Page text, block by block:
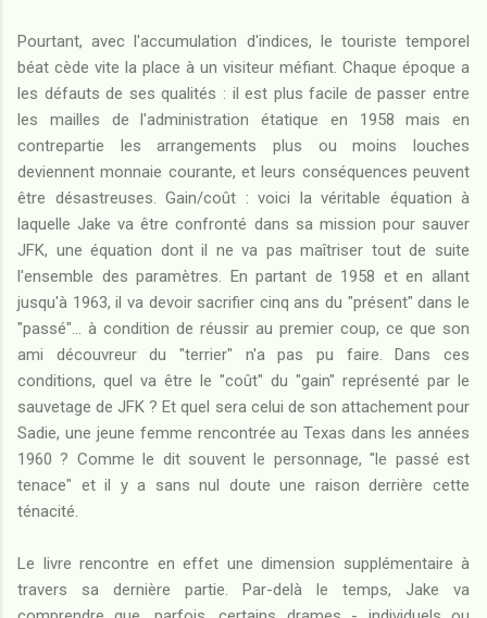
Pourtant, avec l'accumulation d'indices, le touriste temporel
béat cède vite la place à un visiteur méfiant. Chaque époque a
les défauts de ses qualités : il est plus facile de passer entre
les mailles de l'administration étatique en 1958 mais en
contrepartie les arrangements plus ou moins louches
deviennent monnaie courante, et leurs conséquences peuvent
être désastreuses. Gain/coût : voici la véritable équation à
laquelle Jake va être confronté dans sa mission pour sauver
JFK, une équation dont il ne va pas maîtriser tout de suite
l'ensemble des paramètres. En partant de 1958 et en allant
jusqu'à 1963, il va devoir sacrifier cinq ans du "présent" dans le
"passé"... à condition de réussir au premier coup, ce que son
ami découvreur du "terrier" n'a pas pu faire. Dans ces
conditions, quel va être le "coût" du "gain" représenté par le
sauvetage de JFK ? Et quel sera celui de son attachement pour
Sadie, une jeune femme rencontrée au Texas dans les années
1960 ? Comme le dit souvent le personnage, "le passé est
tenace" et il y a sans nul doute une raison derrière cette
ténacité.
Le livre rencontre en effet une dimension supplémentaire à
travers sa dernière partie. Par-delà le temps, Jake va